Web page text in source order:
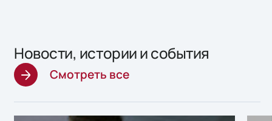
Новости, истории и события
Смотреть все